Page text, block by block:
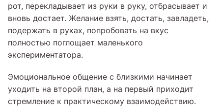
рот, перекладывает из руки в руку, отбрасывает и
вновь достает. Желание взять, достать, завладеть,
подержать в руках, попробовать на вкус
полностью поглощает маленького
экспериментатора.
Эмоциональное общение с близкими начинает
уходить на второй план, а на первый приходит
стремление к практическому взаимодействию.